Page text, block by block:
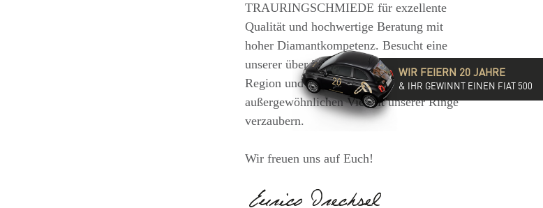
TRAURINGSCHMIEDE für exzellente
Qualität und hochwertige Beratung mit
hoher Diamantkompetenz. Besucht eine
unserer über 35 Filialen in der DACH-
Region und lasst Euch von der
außergewöhnlichen Vielfalt unserer Ringe
verzaubern.
Wir freuen uns auf Euch!
WIR FEIERN 20 JAHRE
& IHR GEWINNT EINEN FIAT 500